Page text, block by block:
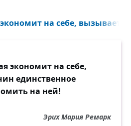
на себе, вызывает
экономит на себе,
единственное
на ней!
Эрих Мария Ремарк